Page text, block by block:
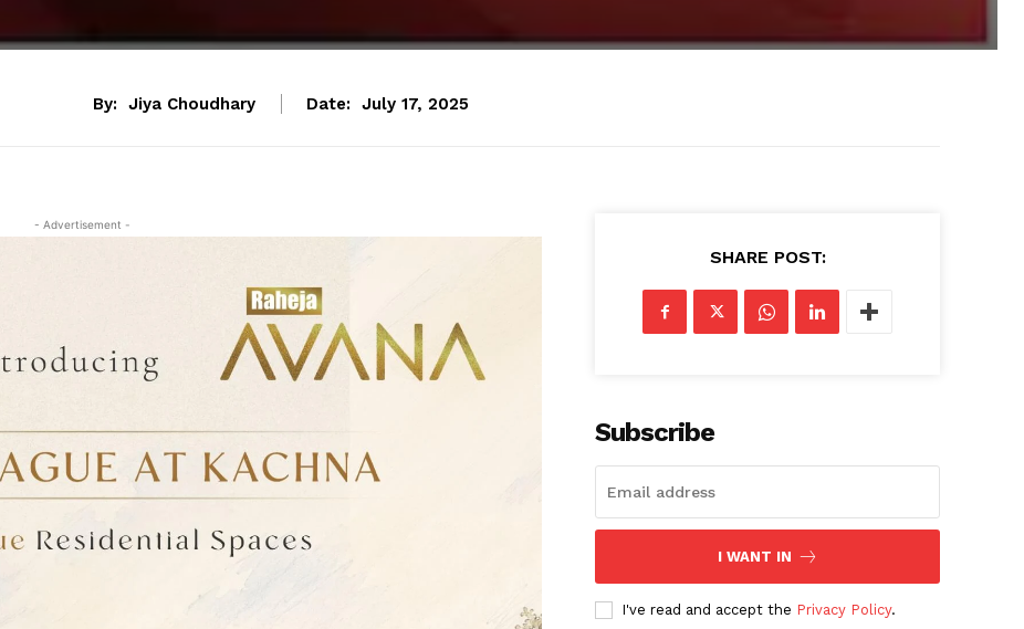
By: Jiya Choudhary Date: July 17, 2025
- Advertisement -
SHARE POST:
Subscribe
I WANT IN
I've read and accept the Privacy Policy.